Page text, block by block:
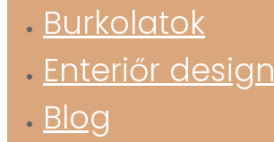
Burkolatok
Enteriőr design
Blog